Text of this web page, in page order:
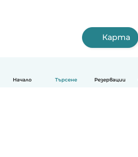
Начало Търсене Резервации
Карта